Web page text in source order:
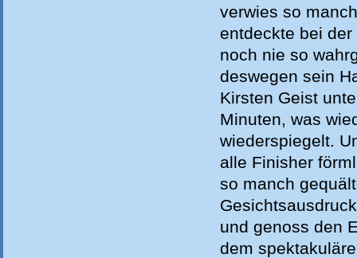
verwies so
entdeckte bei
noch nie so
deswegen sein
Kirsten Geist
Minuten, was
wiederspiegelt.
alle Finisher
so manch
und genoss den
dem